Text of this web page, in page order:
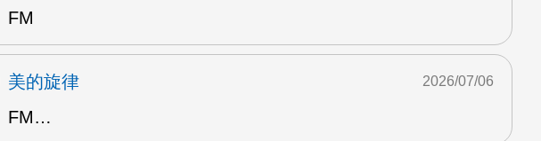
FM
美的旋律
FM…
2026/07/06